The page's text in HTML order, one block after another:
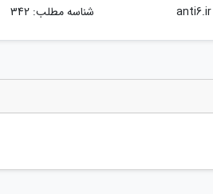
anti6.ir شناسه مطلب: 342